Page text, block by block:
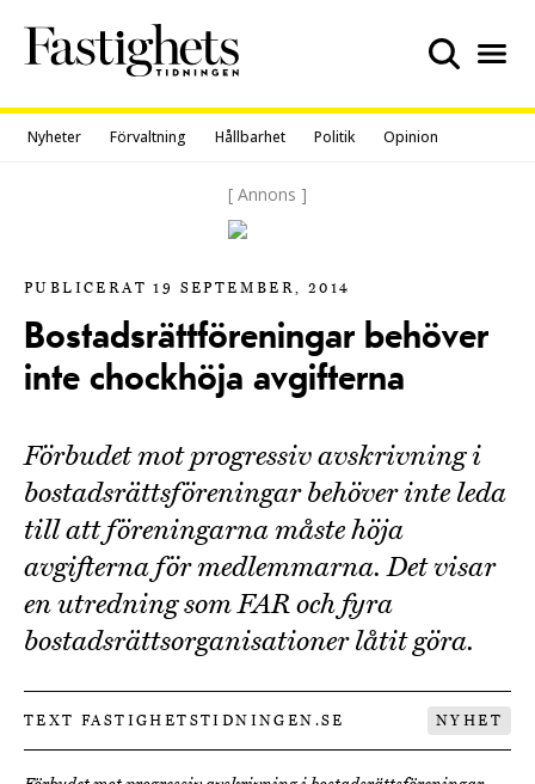
content
Nyheter Förvaltning Hållbarhet Politik Opinion
[ Annons ]
PUBLICERAT 19 SEPTEMBER, 2014
Bostadsrättföreningar behöver
inte chockhöja avgifterna
Förbudet mot progressiv avskrivning i
bostadsrättsföreningar behöver inte leda
till att föreningarna måste höja
avgifterna för medlemmarna. Det visar
en utredning som FAR och fyra
bostadsrättsorganisationer låtit göra.
TEXT FASTIGHETSTIDNINGEN.SE NYHET